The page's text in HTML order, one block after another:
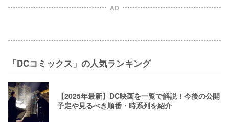
AD
「DCコミックス」の人気ランキング
【2025年最新】DC映画を一覧で解説！今後の公開
予定や見るべき順番・時系列を紹介